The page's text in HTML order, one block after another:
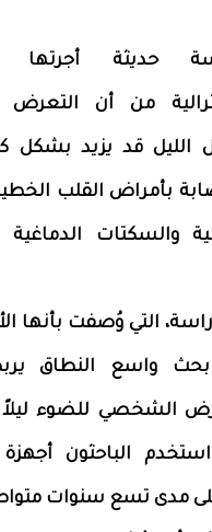
حديثة أجرتها
من أن التعرض
الليل قد يزيد بشكل
بأمراض القلب
والسكتات
التي وُصفت بأنها
بحث واسع النطاق
الشخصي للضوء
مدى تسع سنوات